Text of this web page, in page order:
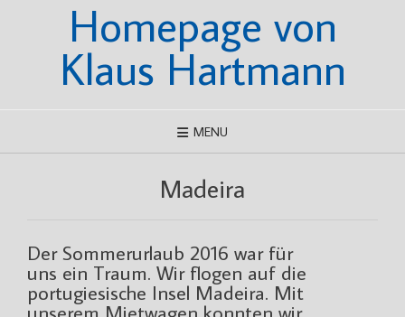
Homepage von
Klaus Hartmann
MENU
Madeira
Der Sommerurlaub 2016 war für
uns ein Traum. Wir flogen auf die
portugiesische Insel Madeira. Mit